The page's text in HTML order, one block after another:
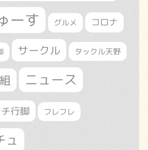
ーす グルメ コロナ
サークル タックル天野
ニュース
行脚 フレフレ
ュ